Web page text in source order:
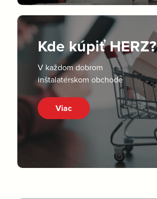
Kde kúpiť HERZ?
V každom dobrom
inštalatérskom obchode
Viac